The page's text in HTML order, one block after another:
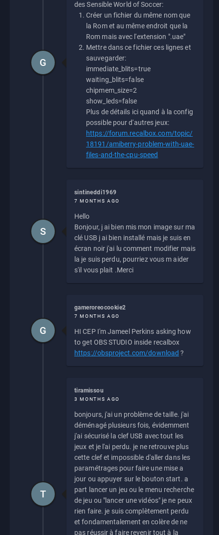
des Sensible World of Soccer:
Créer un fichier du même nom que
la Rom et au même endroit que la
Rom mais avec l'extension ".uae"
Mettre dans ce fichier ces lignes et
sauvegarder:
immediate_blits=true
waiting_blits=false
chipmem_size=2
show_leds=false
Plus de détails ici quand à la config
possible pour d'autres jeux:
https://forum.recalbox.com/topic/
18191/amiberry-problem-with-uae-
files-and-the-cpu-speed
G
sintineddi1969
7 MONTHS AGO
Hello
Bonjour, j ai bien mis mon image sur ma
clé USB j ai bien installé mais je suis en
écran noir j'ai lu comment modifier mais
la je suis perdu, pourriez vous m aider
s'il vous plait .Merci
S
gameroreocookie2
7 MONTHS AGO
HI CEP I'm Jameel Perkins asking how
to get OBS STUDIO inside recalbox
https://obsproject.com/download ?
G
tiramissou
3 MONTHS AGO
bonjours, j'ai un problème de taille. j'ai
déménagé plusieurs fois, évidemment
j'ai sécurisé la clef USB avec tout les
jeux et je l'ai perdu. je ne retrouve plus
cette clef et impossible d'aller dans les
paramétrages pour faire une mise a
jour ou appuyer sur le bouton start. a
part lancer un jeu ou le menu recherche
de jeu ou "lancer une vidéos" je ne peux
rien faire. je suis complètement perdu
et fondamentalement en colère de ne
pas réussir à faire revenir tout à la
T